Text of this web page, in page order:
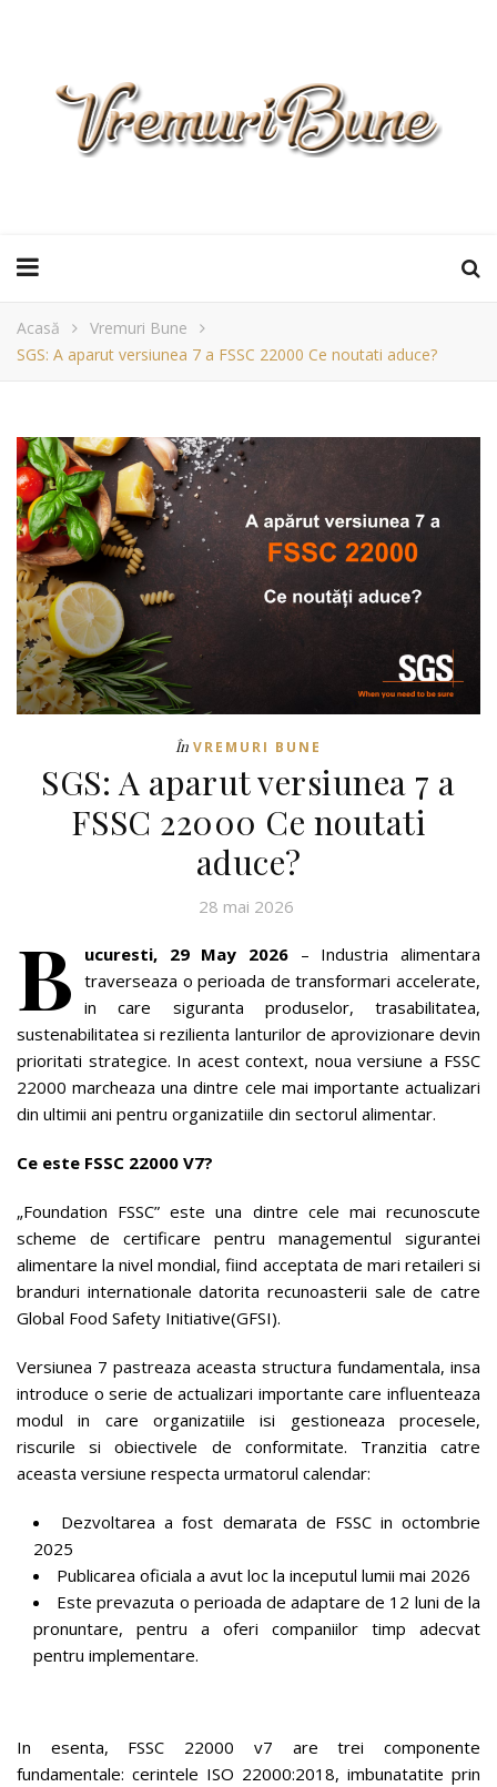
Acasă
Vremuri Bune
SGS: A aparut versiunea 7 a FSSC 22000 Ce noutati aduce?
În VREMURI BUNE
SGS: A aparut versiunea 7 a
FSSC 22000 Ce noutati
aduce?
28 mai 2026
B ucuresti, 29 May 2026 – Industria alimentara
traverseaza o perioada de transformari accelerate,
in care siguranta produselor, trasabilitatea,
sustenabilitatea si rezilienta lanturilor de aprovizionare devin
prioritati strategice. In acest context, noua versiune a FSSC
22000 marcheaza una dintre cele mai importante actualizari
din ultimii ani pentru organizatiile din sectorul alimentar.
Ce este FSSC 22000 V7?
„Foundation FSSC” este una dintre cele mai recunoscute
scheme de certificare pentru managementul sigurantei
alimentare la nivel mondial, fiind acceptata de mari retaileri si
branduri internationale datorita recunoasterii sale de catre
Global Food Safety Initiative(GFSI).
Versiunea 7 pastreaza aceasta structura fundamentala, insa
introduce o serie de actualizari importante care influenteaza
modul in care organizatiile isi gestioneaza procesele,
riscurile si obiectivele de conformitate. Tranzitia catre
aceasta versiune respecta urmatorul calendar:
Dezvoltarea a fost demarata de FSSC in octombrie
2025
Publicarea oficiala a avut loc la inceputul lumii mai 2026
Este prevazuta o perioada de adaptare de 12 luni de la
pronuntare, pentru a oferi companiilor timp adecvat
pentru implementare.
In esenta, FSSC 22000 v7 are trei componente
fundamentale: cerintele ISO 22000:2018, imbunatatite prin